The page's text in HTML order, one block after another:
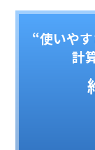
“使いや
計